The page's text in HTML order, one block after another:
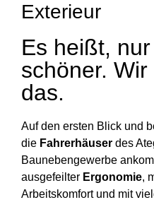
Exterieur
Es heißt,
schöner.
das.
Auf den ersten Blick und
die Fahrerhäuser des
Baunebengewerbe
ausgefeilter Ergonomie,
Arbeitskomfort und mit